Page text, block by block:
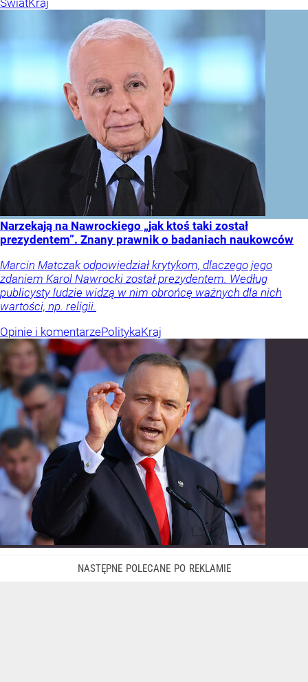
ŚwiatKraj
Narzekają na Nawrockiego „jak ktoś taki został
prezydentem”. Znany prawnik o badaniach naukowców
Marcin Matczak odpowiedział krytykom, dlaczego jego
zdaniem Karol Nawrocki został prezydentem. Według
publicysty ludzie widzą w nim obrońcę ważnych dla nich
wartości, np. religii.
Opinie i komentarzePolitykaKraj